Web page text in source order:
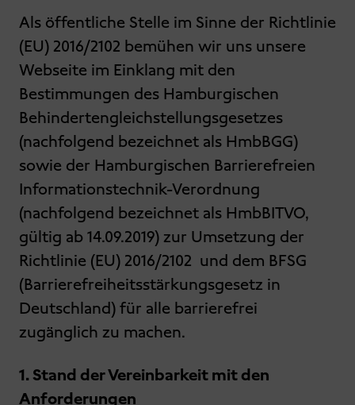
Als öffentliche Stelle im Sinne der Richtlinie
(EU) 2016/2102 bemühen wir uns unsere
Webseite im Einklang mit den
Bestimmungen des Hamburgischen
Behindertengleichstellungsgesetzes
(nachfolgend bezeichnet als HmbBGG)
sowie der Hamburgischen Barrierefreien
Informationstechnik-Verordnung
(nachfolgend bezeichnet als HmbBITVO,
gültig ab 14.09.2019) zur Umsetzung der
Richtlinie (EU) 2016/2102 und dem BFSG
(Barrierefreiheitsstärkungsgesetz in
Deutschland) für alle barrierefrei
zugänglich zu machen.
1. Stand der Vereinbarkeit mit den
Anforderungen